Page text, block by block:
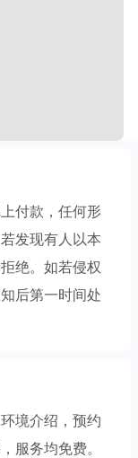
付款，任何形
发现有人以本
绝。如若侵权
后第一时间处
境介绍，预约
服务均免费。